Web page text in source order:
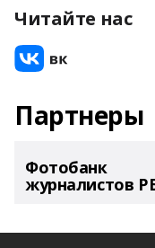
Читайте нас
Партнеры
Фотобанк
журналистов